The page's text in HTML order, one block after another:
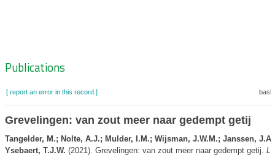
Zoeknavigatie
Publications
[ report an error in this record ]
Grevelingen: van zout meer naar gedempt getij
Tangelder, M.; Nolte, A.J.; Mulder, I.M.; Wijsman, J.W.M.; Janssen,
Ysebaert, T.J.W. (2021). Grevelingen: van zout meer naar gedempt getij.